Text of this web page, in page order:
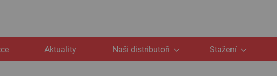
Aktuality Naši distributoři Stažení